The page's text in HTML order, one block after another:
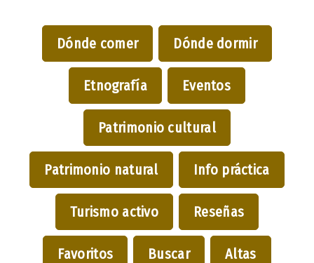
Dónde comer Dónde dormir
Etnografía Eventos
Patrimonio cultural
Patrimonio natural Info práctica
Turismo activo Reseñas
Favoritos Buscar Altas